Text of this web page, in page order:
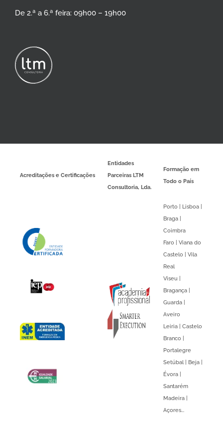
De 2.ª a 6.ª feira: 09h00 – 19h00
Acreditações e Certificações
Entidades
Parceiras LTM
Consultoria, Lda.
Formação em
Todo o País
Porto | Lisboa |
Braga |
Coimbra
Faro | Viana do
Castelo | Vila
Real
Viseu |
Bragança |
Guarda |
Aveiro
Leiria | Castelo
Branco |
Portalegre
Setúbal | Beja |
Évora |
Santarém
Madeira |
Açores...